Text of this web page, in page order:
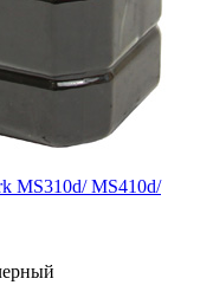
MS310d/ MS410d/